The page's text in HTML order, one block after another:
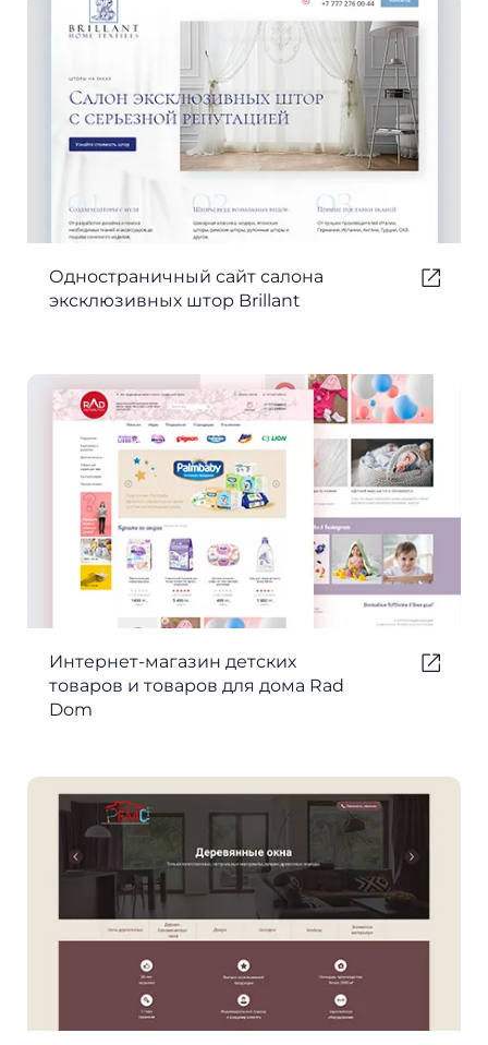
Одностраничный сайт салона
эксклюзивных штор Brillant
Интернет-магазин детских
товаров и товаров для дома Rad
Dom